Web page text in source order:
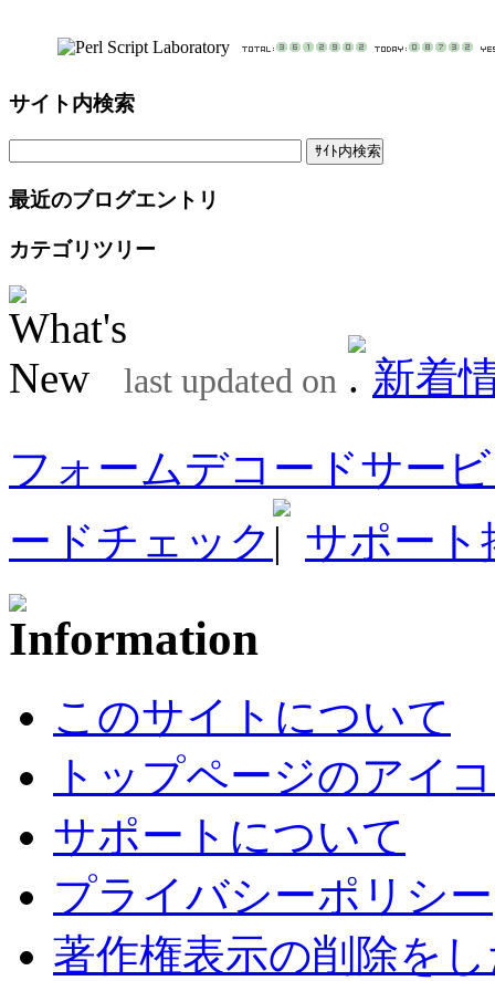
サイト内検索
最近のブログエントリ
カテゴリツリー
last updated on
新着
フォームデコードサー
ードチェック
サポート
このサイトについて
トップページのアイ
サポートについて
プライバシーポリシー
著作権表示の削除を